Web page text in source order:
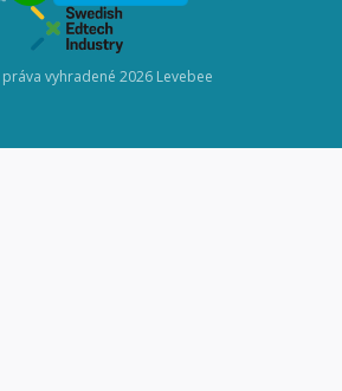
vyhradené 2026 Levebee